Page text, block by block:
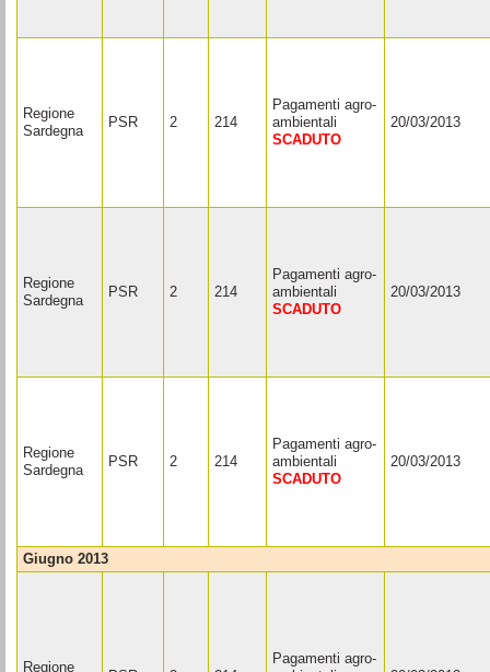
Regione
Sardegna
PSR 2 214
Pagamenti agro-
ambientali
SCADUTO
20/03/2013
Regione
Sardegna
PSR 2 214
Pagamenti agro-
ambientali
SCADUTO
20/03/2013
Regione
Sardegna
PSR 2 214
Pagamenti agro-
ambientali
SCADUTO
20/03/2013
giugno 2013
Regione
Pagamenti agro-